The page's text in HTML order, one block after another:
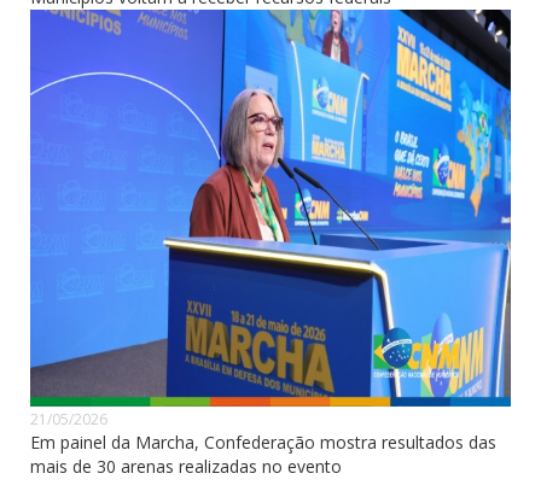
21/05/2026
Em painel da Marcha, Confederação mostra resultados das
mais de 30 arenas realizadas no evento